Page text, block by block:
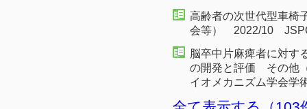
高齢者の次世代型車
会等） 2022/10
脳卒中片麻痺者に対す
の開発と評価 その他
イオメカニズム学会学